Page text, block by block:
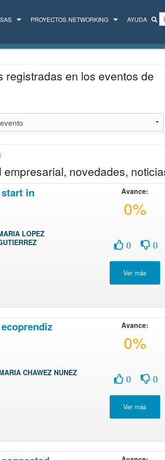
PROYECTOS NETWORKING AYUDA
registradas en los eventos de
empresarial, novedades,
start in
LOPEZ
Avance:
0%
0 0
ecoprendiz
CHAWEZ NUNEZ
Avance:
0%
0 0